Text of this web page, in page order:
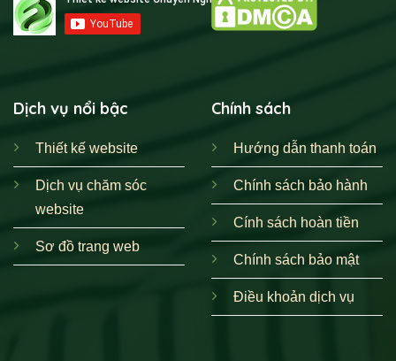
Dịch vụ nổi bậc
Thiết kế website
Dịch vụ chăm sóc
website
Sơ đồ trang web
Chính sách
Hướng dẫn thanh toán
Chính sách bảo hành
Cính sách hoàn tiền
Chính sách bảo mật
Điều khoản dịch vụ